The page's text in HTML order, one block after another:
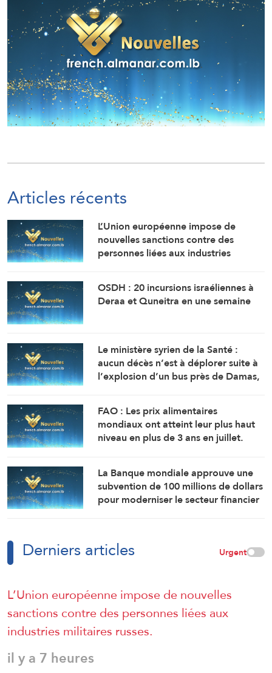
Articles récents
L’Union européenne impose de
nouvelles sanctions contre des
personnes liées aux industries
OSDH : 20 incursions israéliennes à
Deraa et Quneitra en une semaine
Le ministère syrien de la Santé :
aucun décès n’est à déplorer suite à
l’explosion d’un bus près de Damas,
FAO : Les prix alimentaires
mondiaux ont atteint leur plus haut
niveau en plus de 3 ans en juillet.
La Banque mondiale approuve une
subvention de 100 millions de dollars
pour moderniser le secteur financier
Derniers articles Urgent
L’Union européenne impose de nouvelles
sanctions contre des personnes liées aux
industries militaires russes.
il y a 7 heures